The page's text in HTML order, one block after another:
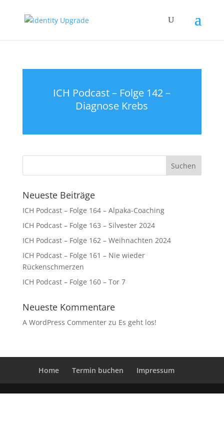
ICH Podcast – Folge 142 –
Diagnose Krebs
Neueste Beiträge
ICH Podcast – Folge 164 – Alpaka-Coaching
ICH Podcast – Folge 163 – Silvester 2024
ICH Podcast – Folge 162 – Weihnachten 2024
ICH Podcast – Folge 161 – Nie wieder
Rückenschmerzen
ICH Podcast – Folge 160 – Tor 7
Neueste Kommentare
A WordPress Commenterzu Es geht los!
Home Termin buchen Impressum